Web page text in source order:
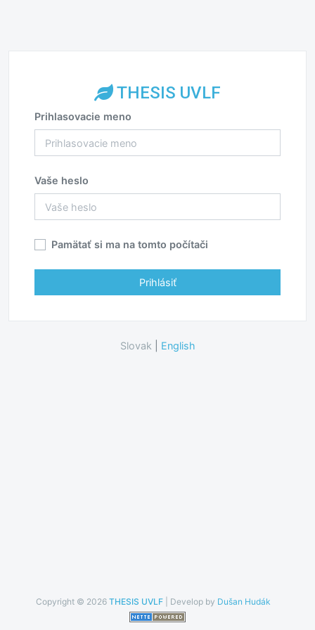
THESIS UVLF
Prihlasovacie meno
Vaše heslo
Pamätať si ma na tomto počítači
Prihlásiť
Slovak English
Copyright © 2026 THESIS UVLF | Develop by Dušan Hudák